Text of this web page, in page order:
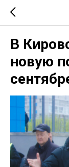
В
новую